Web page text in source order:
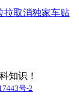
拉取消独家车贴
知识！
号-2